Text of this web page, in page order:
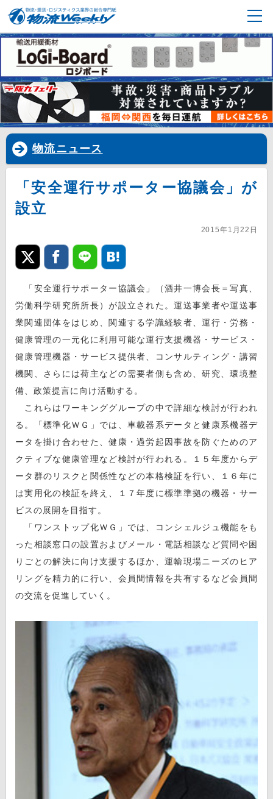
物流ニュース
「安全運行サポーター協議会」が
設立
2015年1月22日
「安全運行サポーター協議会」（酒井一博会長＝写真、
労働科学研究所所長）が設立された。運送事業者や運送事
業関連団体をはじめ、関連する学識経験者、運行・労務・
健康管理の一元化に利用可能な運行支援機器・サービス・
健康管理機器・サービス提供者、コンサルティング・講習
機関、さらには荷主などの需要者側も含め、研究、環境整
備、政策提言に向け活動する。
これらはワーキンググループの中で詳細な検討が行われ
る。「標準化ＷＧ」では、車載器系データと健康系機器デ
ータを掛け合わせた、健康・過労起因事故を防ぐためのア
クティブな健康管理など検討が行われる。１５年度からデ
ータ群のリスクと関係性などの本格検証を行い、１６年に
は実用化の検証を終え、１７年度に標準準拠の機器・サー
ビスの展開を目指す。
「ワンストップ化ＷＧ」では、コンシェルジュ機能をも
った相談窓口の設置およびメール・電話相談など質問や困
りごとの解決に向け支援するほか、運輸現場ニーズのヒア
リングを精力的に行い、会員間情報を共有するなど会員間
の交流を促進していく。